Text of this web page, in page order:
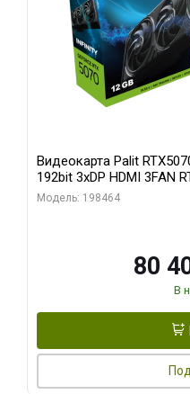
Видеокарта Palit
192bit 3xDP HDMI 3FAN
Модель: 198464
80
В